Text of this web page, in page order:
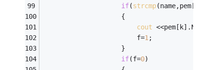
if(strcmp
					{
cout <<pem[k].No <<
						f=
1;
					}
if(f=0)